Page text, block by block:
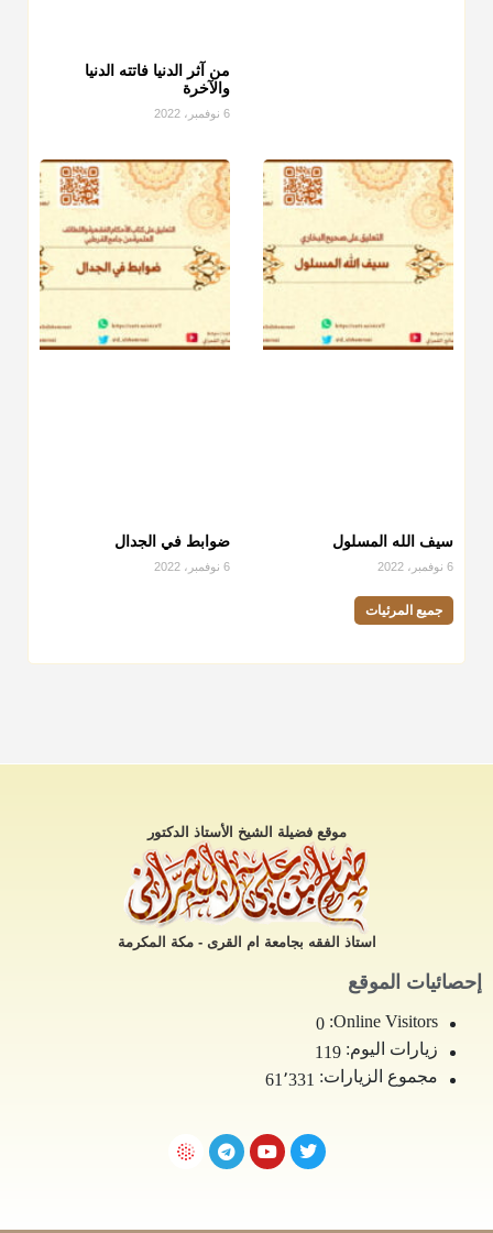
من آثر الدنيا فاتته الدنيا
والآخرة
6 نوفمبر، 2022
سيف الله المسلول
6 نوفمبر، 2022
ضوابط في الجدال
6 نوفمبر، 2022
جميع المرئيات
موقع فضيلة الشيخ الأستاذ الدكتور
استاذ الفقه بجامعة ام القرى - مكة المكرمة
إحصائيات الموقع
Online Visitors:
0
زيارات اليوم: 119
مجموع الزيارات: 61٬331